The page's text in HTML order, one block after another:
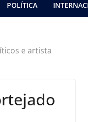
POLÍTICA
e artista